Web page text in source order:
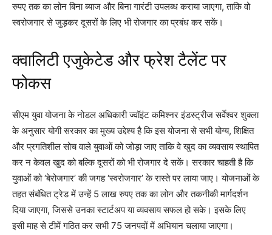
रुपए तक का लोन बिना ब्याज और बिना गारंटी उपलब्ध कराया जाएगा, ताकि वो
स्वरोजगार से जुड़कर दूसरों के लिए भी रोजगार का प्रबंध कर सकें।
क्वालिटी एजुकेटेड और फ्रेश टैलेंट पर
फोकस
सीएम युवा योजना के नोडल अधिकारी ज्वॉइंट कमिश्नर इंडस्ट्रीज सर्वेश्वर शुक्ला
के अनुसार योगी सरकार का मुख्य उद्देश्य है कि इस योजना से सभी योग्य, शिक्षित
और प्रगतिशील सोच वाले युवाओं को जोड़ा जाए ताकि वे खुद का व्यवसाय स्थापित
कर न केवल खुद को बल्कि दूसरों को भी रोजगार दे सकें। सरकार चाहती है कि
युवाओं को ‘बेरोजगार’ की जगह ‘स्वरोजगार’ के रास्ते पर लाया जाए। योजनाओं के
तहत संबंधित ट्रेड में उन्हें 5 लाख रुपए तक का लोन और तकनीकी मार्गदर्शन
दिया जाएगा, जिससे उनका स्टार्टअप या व्यवसाय सफल हो सके। इसके लिए
इसी माह से टीमें गठित कर सभी 75 जनपदों में अभियान चलाया जाएगा।